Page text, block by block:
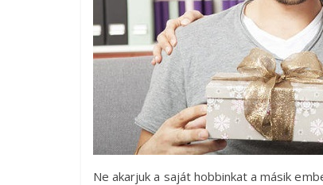
Ne akarjuk a saját hobbinkat a másik